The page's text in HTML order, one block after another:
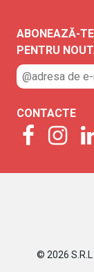
ABONEAZĂ-TE
PENTRU
CONTACTE
© 2026 S.R.L